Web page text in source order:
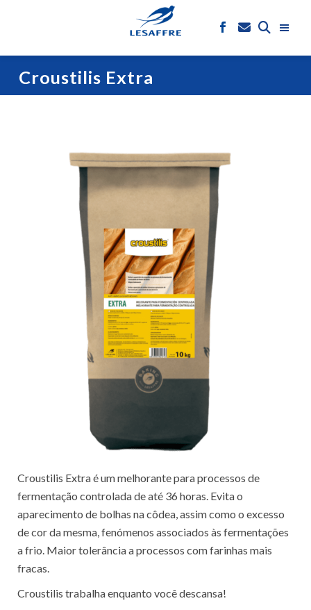
Croustilis Extra
Croustilis Extra é um melhorante para processos de
fermentação controlada de até 36 horas. Evita o
aparecimento de bolhas na côdea, assim como o excesso
de cor da mesma, fenómenos associados às fermentações
a frio. Maior tolerância a processos com farinhas mais
fracas.
Croustilis trabalha enquanto você descansa!